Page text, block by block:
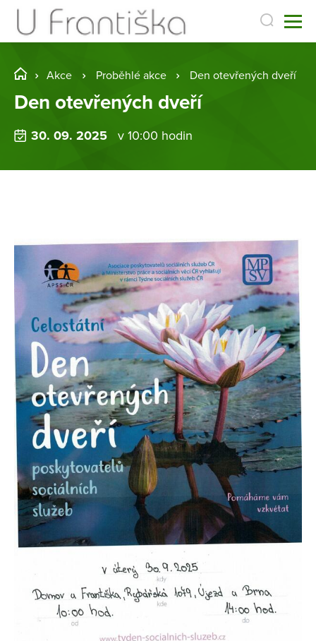
Akce Proběhlé akce Den otevřených dveří
Den otevřených dveří
30. 09. 2025 v 10:00 hodin